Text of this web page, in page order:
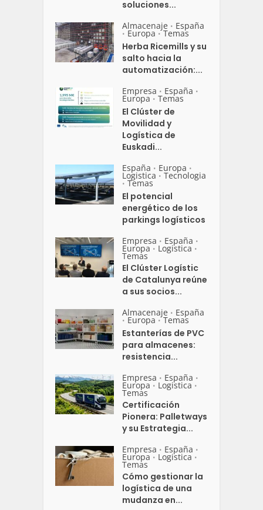
soluciones...
Almacenaje • España
• Europa • Temas
Herba Ricemills y su
salto hacia la
automatización:...
Empresa • España •
Europa • Temas
El Clúster de
Movilidad y
Logística de
Euskadi...
España • Europa •
Logistica • Tecnologia
• Temas
El potencial
energético de los
parkings logísticos
Empresa • España •
Europa • Logistica •
Temas
El Clúster Logístic
de Catalunya reúne
a sus socios...
Almacenaje • España
• Europa • Temas
Estanterías de PVC
para almacenes:
resistencia...
Empresa • España •
Europa • Logistica •
Temas
Certificación
Pionera: Palletways
y su Estrategia...
Empresa • España •
Europa • Logistica •
Temas
Cómo gestionar la
logística de una
mudanza en...